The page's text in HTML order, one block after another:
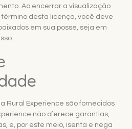
Ao encerrar a visualização
desta licença, você deve
em sua posse, seja em
Rural Experience são fornecidos
não oferece garantias,
e, por este meio, isenta e nega